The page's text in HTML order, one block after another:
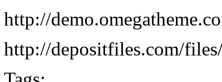
http://
http://depositfiles.com/